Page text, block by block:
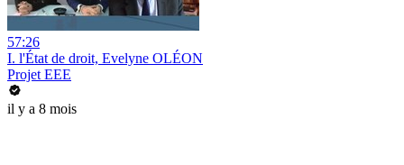
57:26
I. l'État de droit, Evelyne OLÉON
Projet EEE
il y a 8 mois